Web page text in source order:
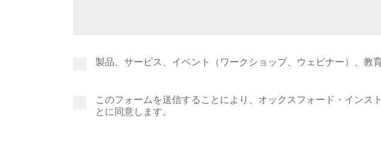
製品、サービス、イベント（ワークショップ、ウェビナー）、教
このフォームを送信することにより、オックスフォード・インス
とに同意します。